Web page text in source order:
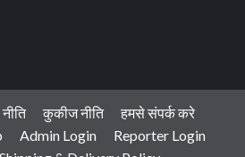
कुकीज नीति
हमसे संपर्क करे
Admin Login
Reporter Login